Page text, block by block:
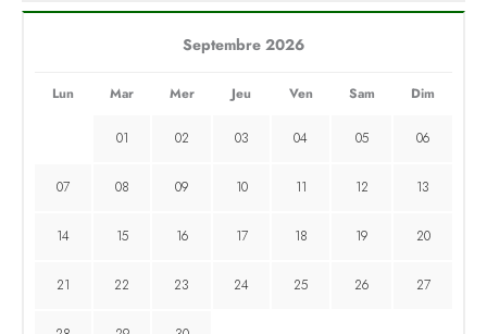
Septembre 2026
Lun Mar Mer Jeu Ven Sam Dim
01 02 03 04 05 06
07 08 09 10 11 12 13
14 15 16 17 18 19 20
21 22 23 24 25 26 27